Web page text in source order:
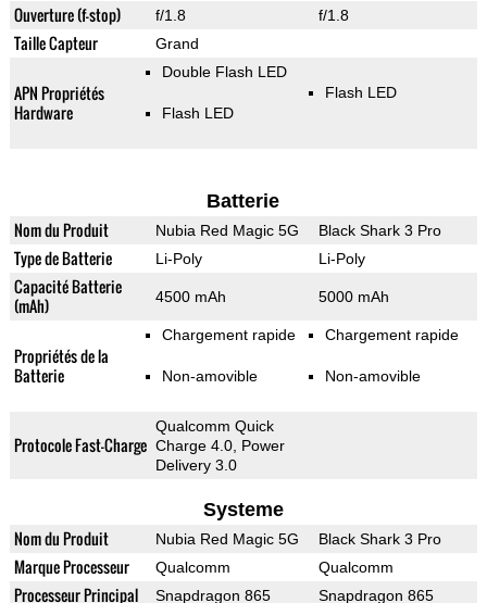
Ouverture (f-stop) f/1.8 f/1.8
Taille Capteur Grand
APN Propriétés
Hardware
Double Flash LED
Flash LED
Flash LED
Batterie
Nom du Produit Nubia Red Magic 5G Black Shark 3 Pro
Type de Batterie Li-Poly Li-Poly
Capacité Batterie
(mAh)
4500 mAh 5000 mAh
Propriétés de la
Batterie
Chargement rapide
Non-amovible
Chargement rapide
Non-amovible
Protocole Fast-Charge
Qualcomm Quick
Charge 4.0, Power
Delivery 3.0
Systeme
Nom du Produit Nubia Red Magic 5G Black Shark 3 Pro
Marque Processeur Qualcomm Qualcomm
Processeur Principal Snapdragon 865 Snapdragon 865